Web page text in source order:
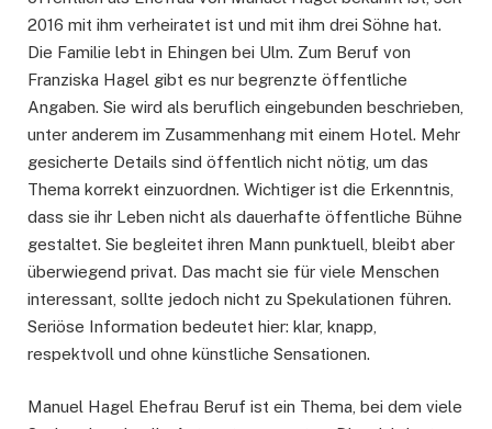
2016 mit ihm verheiratet ist und mit ihm drei Söhne hat.
Die Familie lebt in Ehingen bei Ulm. Zum Beruf von
Franziska Hagel gibt es nur begrenzte öffentliche
Angaben. Sie wird als beruflich eingebunden beschrieben,
unter anderem im Zusammenhang mit einem Hotel. Mehr
gesicherte Details sind öffentlich nicht nötig, um das
Thema korrekt einzuordnen. Wichtiger ist die Erkenntnis,
dass sie ihr Leben nicht als dauerhafte öffentliche Bühne
gestaltet. Sie begleitet ihren Mann punktuell, bleibt aber
überwiegend privat. Das macht sie für viele Menschen
interessant, sollte jedoch nicht zu Spekulationen führen.
Seriöse Information bedeutet hier: klar, knapp,
respektvoll und ohne künstliche Sensationen.
Manuel Hagel Ehefrau Beruf ist ein Thema, bei dem viele